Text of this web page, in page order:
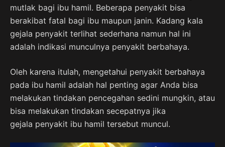
mutlak bagi ibu hamil. Beberapa penyakit bisa
berakibat fatal bagi ibu maupun janin. Kadang kala
gejala penyakit terlihat sederhana namun hal ini
adalah indikasi munculnya penyakit berbahaya.
Oleh karena itulah, mengetahui penyakit berbahaya
pada ibu hamil adalah hal penting agar Anda bisa
melakukan tindakan pencegahan sedini mungkin, atau
bisa melakukan tindakan secepatnya jika
gejala penyakit ibu hamil tersebut muncul.